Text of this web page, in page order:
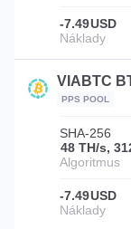
-7.49USD
VIABTC
PPS POOL
SHA-256
48 TH/s,
-7.49USD